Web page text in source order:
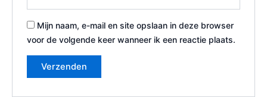
Mijn naam, e-mail en site opslaan in deze browser
voor de volgende keer wanneer ik een reactie plaats.